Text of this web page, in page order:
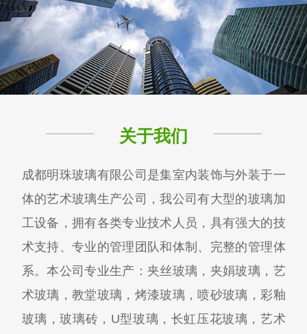
关于我们
成都明珠玻璃有限公司是集室内装饰与外装于一
体的艺术玻璃生产公司，我公司有大型的玻璃加
工设备，拥有各类专业技术人员，具有强大的技
术支持、专业的管理团队和体制、完整的管理体
系。本公司专业生产：夹丝玻璃，夹娟玻璃，艺
术玻璃，教堂玻璃，烤漆玻璃，喷砂玻璃，彩釉
玻璃，玻璃砖，U型玻璃，长虹压花玻璃，艺术